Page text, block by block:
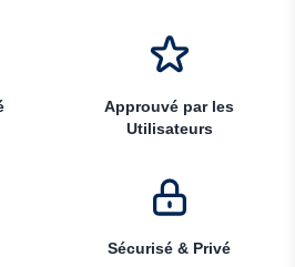
Approuvé par les
Utilisateurs
Sécurisé & Privé